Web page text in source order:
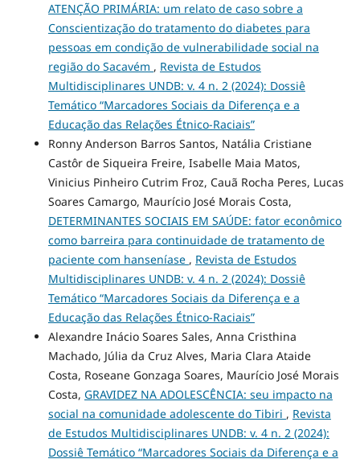
ATENÇÃO PRIMÁRIA: um relato de caso sobre a
Conscientização do tratamento do diabetes para
pessoas em condição de vulnerabilidade social na
região do Sacavém , Revista de Estudos
Multidisciplinares UNDB: v. 4 n. 2 (2024): Dossiê
Temático “Marcadores Sociais da Diferença e a
Educação das Relações Étnico-Raciais”
Ronny Anderson Barros Santos, Natália Cristiane
Castôr de Siqueira Freire, Isabelle Maia Matos,
Vinicius Pinheiro Cutrim Froz, Cauã Rocha Peres, Lucas
Soares Camargo, Maurício José Morais Costa,
DETERMINANTES SOCIAIS EM SAÚDE: fator econômico
como barreira para continuidade de tratamento de
paciente com hanseníase , Revista de Estudos
Multidisciplinares UNDB: v. 4 n. 2 (2024): Dossiê
Temático “Marcadores Sociais da Diferença e a
Educação das Relações Étnico-Raciais”
Alexandre Inácio Soares Sales, Anna Cristhina
Machado, Júlia da Cruz Alves, Maria Clara Ataide
Costa, Roseane Gonzaga Soares, Maurício José Morais
Costa, GRAVIDEZ NA ADOLESCÊNCIA: seu impacto na
social na comunidade adolescente do Tibiri , Revista
de Estudos Multidisciplinares UNDB: v. 4 n. 2 (2024):
Dossiê Temático “Marcadores Sociais da Diferença e a